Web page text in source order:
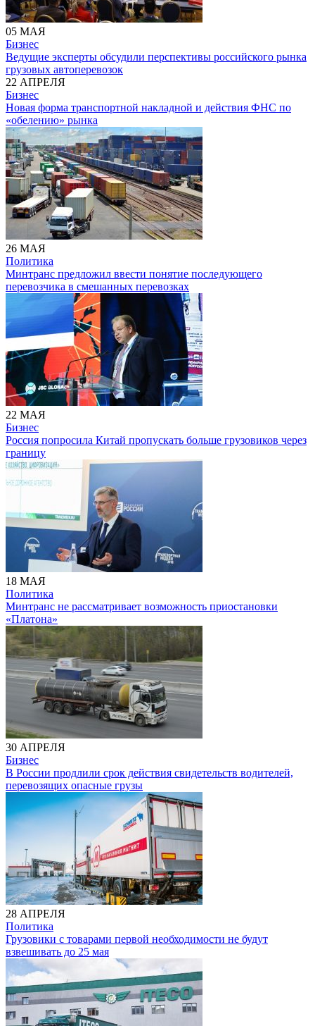
05 МАЯ
Бизнес
Ведущие эксперты обсудили перспективы российского рынка
грузовых автоперевозок
22 АПРЕЛЯ
Бизнес
Новая форма транспортной накладной и действия ФНС по
«обелению» рынка
26 МАЯ
Политика
Минтранс предложил ввести понятие последующего
перевозчика в смешанных перевозках
22 МАЯ
Бизнес
Россия попросила Китай пропускать больше грузовиков через
границу
18 МАЯ
Политика
Минтранс не рассматривает возможность приостановки
«Платона»
30 АПРЕЛЯ
Бизнес
В России продлили срок действия свидетельств водителей,
перевозящих опасные грузы
28 АПРЕЛЯ
Политика
Грузовики с товарами первой необходимости не будут
взвешивать до 25 мая